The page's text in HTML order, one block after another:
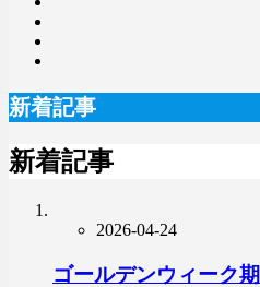
新着記事
新着記事
2026-04-24
ゴールデンウィーク